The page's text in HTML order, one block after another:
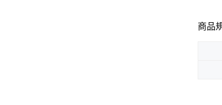
商品